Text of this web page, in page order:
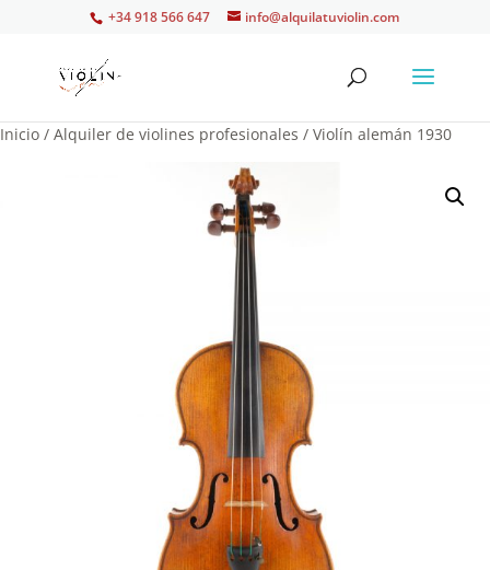
+34 918 566 647 info@alquilatuviolin.com
Inicio / Alquiler de violines profesionales / Violín alemán 1930